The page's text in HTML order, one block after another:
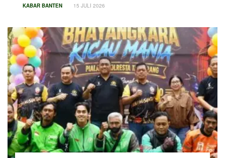
KABAR BANTEN 15 JULI 2026